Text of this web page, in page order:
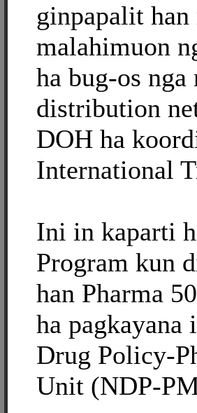
ginpapalit han
malahimuon
ha bug-os nga
distribution
DOH ha
International
Ini in kaparti
Program kun
han Pharma
ha pagkayana
Drug Policy-
Unit (NDP-